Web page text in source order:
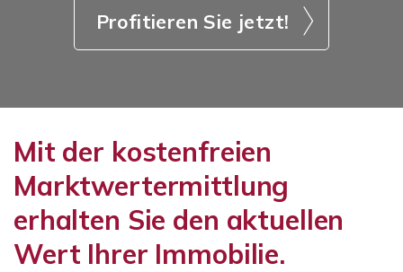
Profitieren Sie jetzt!
Mit der kostenfreien
Marktwertermittlung
erhalten Sie den aktuellen
Wert Ihrer Immobilie.